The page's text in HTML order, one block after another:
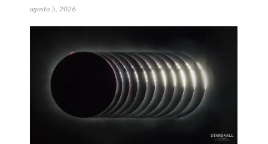
agosto 5, 2026